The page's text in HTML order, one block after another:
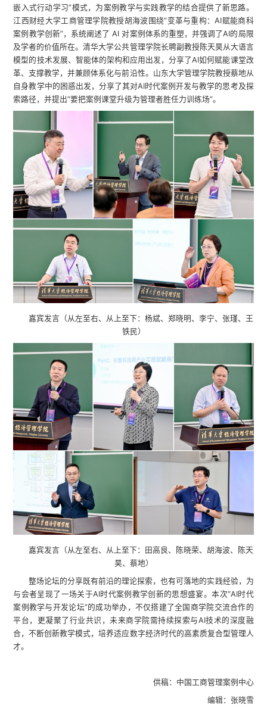
嵌入式行动学习”模式，为案例教学与实践教学的结合提供了新思路。
江西财经大学工商管理学院教授胡海波围绕“变革与重构：AI赋能商科
案例教学创新”，系统阐述了 AI 对案例体系的重塑，并强调了AI的局限
及学者的价值所在。清华大学公共管理学院长聘副教授陈天昊从大语言
模型的技术发展、智能体的架构和应用出发，分享了AI如何赋能课堂改
革、支撑教学，并兼顾体系化与前沿性。山东大学管理学院教授蔡地从
自身教学中的困惑出发，分享了其对AI时代案例开发与教学的思考及探
索路径，并提出“要把案例课堂升级为管理者胜任力训练场”。
嘉宾发言（从左至右、从上至下：杨斌、郑晓明、李宁、张瑾、王
铁民）
嘉宾发言（从左至右、从上至下：田高良、陈晓荣、胡海波、陈天
昊、蔡地）
整场论坛的分享既有前沿的理论探索，也有可落地的实践经验，为
与会者呈现了一场关于AI时代案例教学创新的思想盛宴。本次“AI时代
案例教学与开发论坛”的成功举办，不仅搭建了全国商学院交流合作的
平台，更凝聚了行业共识，未来商学院需持续探索与AI技术的深度融
合，不断创新教学模式，培养适应数字经济时代的高素质复合型管理人
才。
供稿：中国工商管理案例中心
编辑：张晓雪